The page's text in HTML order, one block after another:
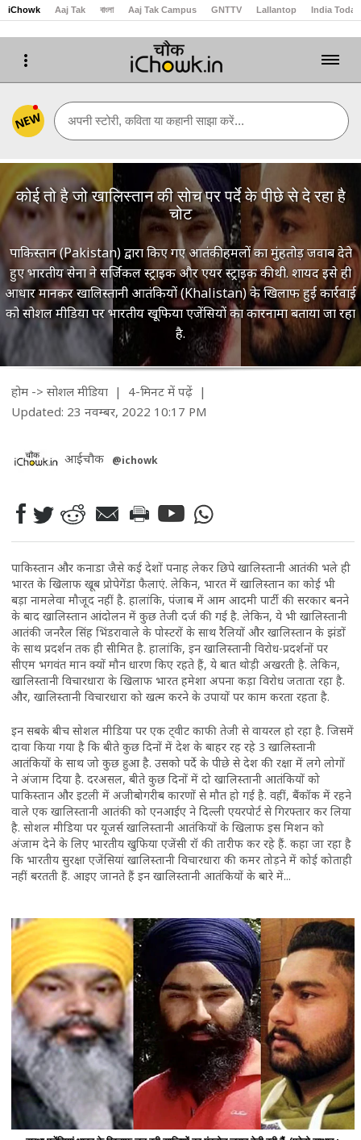
iChowk Aaj Tak বাংলা Aaj Tak Campus GNTTV Lallantop India Today
NEW अपनी स्टोरी, कविता या कहानी साझा करें...
कोई तो है जो खालिस्तान की सोच पर पर्दे के पीछे से दे रहा है
चोट
पाकिस्तान (Pakistan) द्वारा किए गए आतंकी हमलों का मुंहतोड़ जवाब देते
हुए भारतीय सेना ने सर्जिकल स्ट्राइक और एयर स्ट्राइक की थी. शायद इसे ही
आधार मानकर खालिस्तानी आतंकियों (Khalistan) के खिलाफ हुई कार्रवाई
को सोशल मीडिया पर भारतीय खूफिया एजेंसियों का कारनामा बताया जा रहा
है.
होम-> सोशल मीडिया | 4-मिनट में पढ़ें |
Updated: 23 नवम्बर, 2022 10:17 PM
आईचौक @ichowk
पाकिस्तान और कनाडा जैसे कई देशों पनाह लेकर छिपे खालिस्तानी आतंकी भले ही
भारत के खिलाफ खूब प्रोपेगेंडा फैलाएं. लेकिन, भारत में खालिस्तान का कोई भी
बड़ा नामलेवा मौजूद नहीं है. हालांकि, पंजाब में आम आदमी पार्टी की सरकार बनने
के बाद खालिस्तान आंदोलन में कुछ तेजी दर्ज की गई है. लेकिन, ये भी खालिस्तानी
आतंकी जनरैल सिंह भिंडरावाले के पोस्टरों के साथ रैलियों और खालिस्तान के झंडों
के साथ प्रदर्शन तक ही सीमित है. हालांकि, इन खालिस्तानी विरोध-प्रदर्शनों पर
सीएम भगवंत मान क्यों मौन धारण किए रहते हैं, ये बात थोड़ी अखरती है. लेकिन,
खालिस्तानी विचारधारा के खिलाफ भारत हमेशा अपना कड़ा विरोध जताता रहा है.
और, खालिस्तानी विचारधारा को खत्म करने के उपायों पर काम करता रहता है.
इन सबके बीच सोशल मीडिया पर एक ट्वीट काफी तेजी से वायरल हो रहा है. जिसमें
दावा किया गया है कि बीते कुछ दिनों में देश के बाहर रह रहे 3 खालिस्तानी
आतंकियों के साथ जो कुछ हुआ है. उसको पर्दे के पीछे से देश की रक्षा में लगे लोगों
ने अंजाम दिया है. दरअसल, बीते कुछ दिनों में दो खालिस्तानी आतंकियों को
पाकिस्तान और इटली में अजीबोगरीब कारणों से मौत हो गई है. वहीं, बैंकॉक में रहने
वाले एक खालिस्तानी आतंकी को एनआईए ने दिल्ली एयरपोर्ट से गिरफ्तार कर लिया
है. सोशल मीडिया पर यूजर्स खालिस्तानी आतंकियों के खिलाफ इस मिशन को
अंजाम देने के लिए भारतीय खुफिया एजेंसी रॉ की तारीफ कर रहे हैं. कहा जा रहा है
कि भारतीय सुरक्षा एजेंसियां खालिस्तानी विचारधारा की कमर तोड़ने में कोई कोताही
नहीं बरतती हैं. आइए जानते हैं इन खालिस्तानी आतंकियों के बारे में...